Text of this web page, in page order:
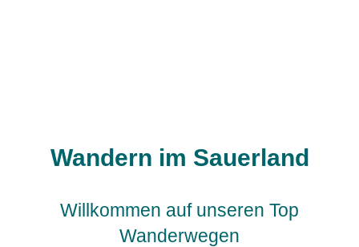
Wandern im Sauerland
Willkommen auf unseren Top
Wanderwegen